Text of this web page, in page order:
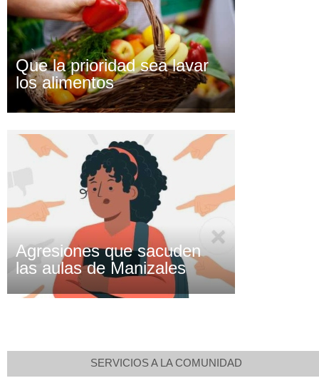
Que la prioridad sea lavar
los alimentos
Agresiones que sacuden
las aulas de Manizales
SERVICIOS A LA COMUNIDAD